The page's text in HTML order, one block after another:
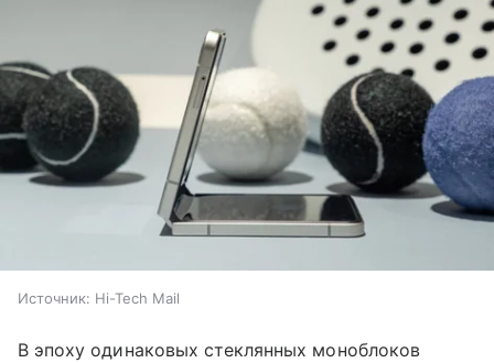
Источник: Hi-Tech Mail
В эпоху одинаковых стеклянных моноблоков